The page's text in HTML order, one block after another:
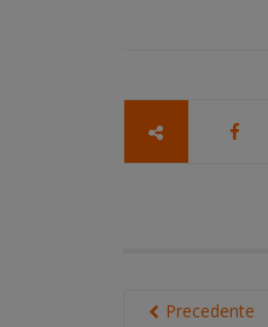
Precedente